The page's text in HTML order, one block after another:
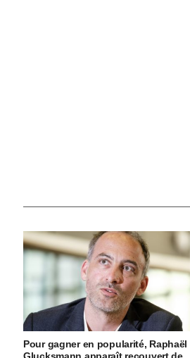
Pour gagner en popularité, Raphaël